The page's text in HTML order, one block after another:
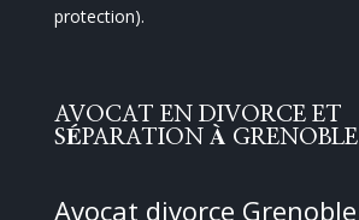
protection).
AVOCAT EN DIVORCE ET
SÉPARATION À GRENOBLE
Avocat divorce Grenoble